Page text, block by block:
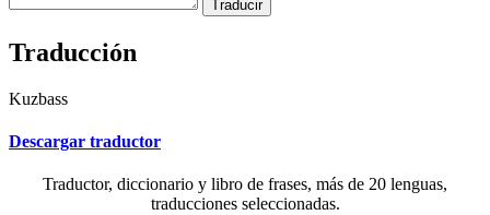
Traducción
Kuzbass
Descargar traductor
Traductor, diccionario y libro de frases, más de 20 lenguas,
traducciones seleccionadas.